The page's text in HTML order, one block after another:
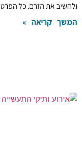
ולהשיב את הזרם. כל
המשך קריאה »